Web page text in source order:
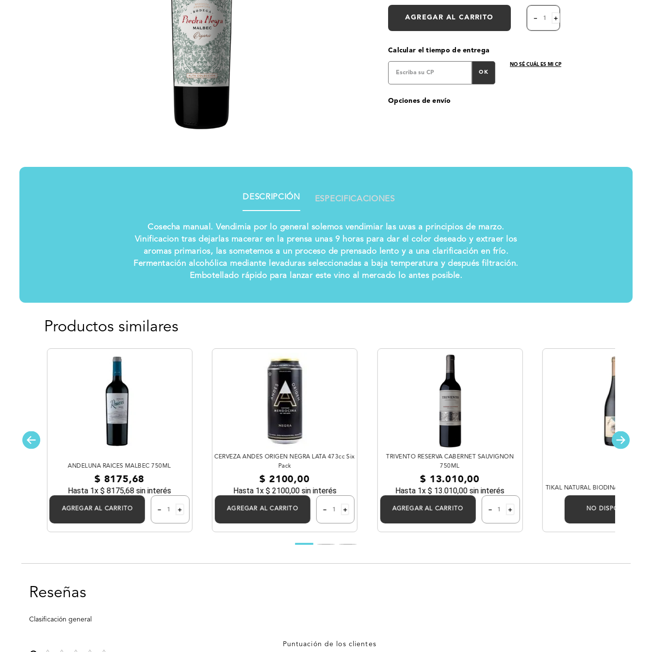
AGREGAR AL CARRITO ＋
－
Calcular el tiempo de entrega
OK
NO SÉ CUÁL ES MI CP
Opciones de envío
DESCRIPCIÓN ESPECIFICACIONES
Cosecha manual. Vendimia por lo general solemos vendimiar las uvas a principios de marzo.
Vinificacion tras dejarlas macerar en la prensa unas 9 horas para dar el color deseado y extraer los
aromas primarios, las sometemos a un proceso de prensado lento y a una clarificación en frío.
Fermentación alcohólica mediante levaduras seleccionadas a baja temperatura y después filtración.
Embotellado rápido para lanzar este vino al mercado lo antes posible.
Productos similares
ANDELUNA RAICES MALBEC 750ML
$ 8175,68
Hasta 1x $ 8175,68 sin interés
AGREGAR AL CARRITO ＋
－
CERVEZA ANDES ORIGEN NEGRA LATA 473cc Six
Pack
$ 2100,00
Hasta 1x $ 2100,00sin interés
AGREGAR AL CARRITO ＋
－
TRIVENTO RESERVA CABERNET SAUVIGNON
750ML
$ 13.010,00
Hasta 1x $ 13.010,00sin interés
AGREGAR AL CARRITO ＋
－
TIKAL NATURAL BIODINAMICO
NO DISPONIBLE